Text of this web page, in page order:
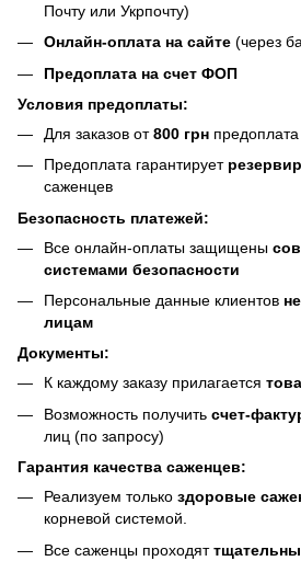
Почту или Укрпочту)
Онлайн-оплата на сайте (через
Предоплата на счет ФОП
Условия предоплаты:
Для заказов от800 грн предоплата
Предоплата гарантирует
саженцев
Безопасность платежей:
Все онлайн-оплаты защищены
системами безопасности
Персональные данные клиентов
лицам
Документы:
К каждому заказу прилагается
Возможность получить счет-
лиц (по запросу)
Гарантия качества саженцев:
Реализуем только здоровые
корневой системой.
Все саженцы проходят